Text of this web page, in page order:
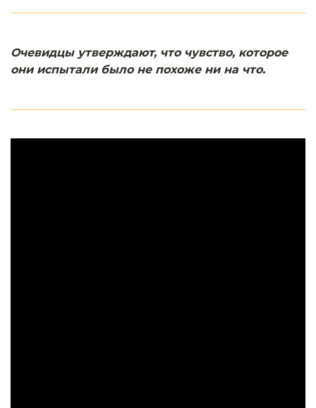
Очевидцы утверждают, что чувство, которое
они испытали было не похоже ни на что.